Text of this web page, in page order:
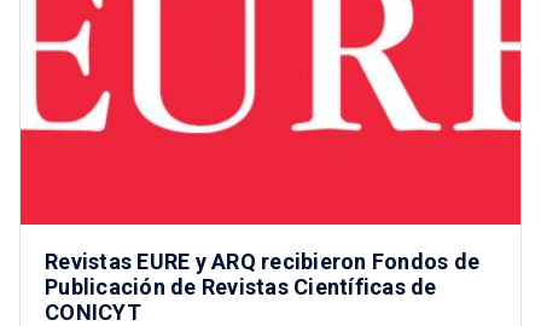
Revistas EURE y ARQ recibieron Fondos de
Publicación de Revistas Científicas de
CONICYT